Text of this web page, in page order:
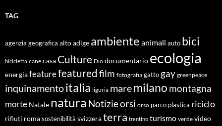
TAG
agenzia geografica alto adige ambiente animali auto bici
bicicletta cane casa Culture Dio documentario ecologia
energiafeaturefeaturedfilm fotografia gatto gay greenpeace
inquinamentoitalia liguria maremilano montagna
morte Natale natura Notizieorsi orso parco plastica riciclo
rifiuti roma sostenibilità svizzeraterra trentino turismo verde video